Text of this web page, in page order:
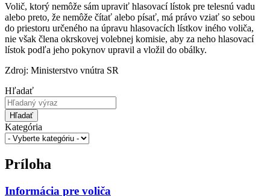
Volič, ktorý nemôže sám upraviť hlasovací lístok pre telesnú vadu
alebo preto, že nemôže čítať alebo písať, má právo vziať so sebou
do priestoru určeného na úpravu hlasovacích lístkov iného voliča,
nie však člena okrskovej volebnej komisie, aby za neho hlasovací
lístok podľa jeho pokynov upravil a vložil do obálky.
Zdroj: Ministerstvo vnútra SR
Hľadať
Hľadať
Kategória
Príloha
Informácia pre voliča